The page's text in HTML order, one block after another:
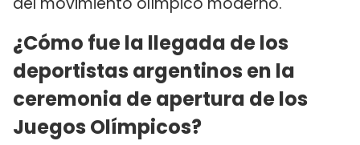
¿Cómo fue la llegada de los
deportistas argentinos en la
ceremonia de apertura de los
Juegos Olímpicos?